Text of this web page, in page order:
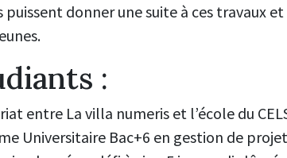
puissent donner une suite à ces travaux
:
entre La villa numeris et l’école du
Universitaire Bac+6 en gestion de